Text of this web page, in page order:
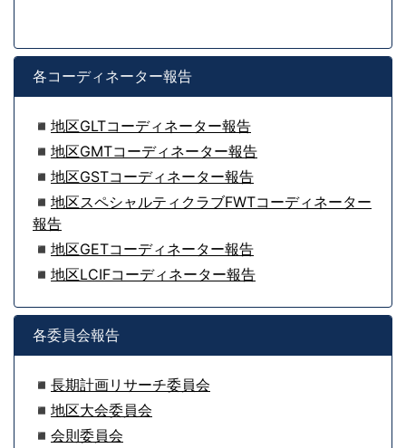
各コーディネーター報告
◾ 地区GLTコーディネーター報告
◾ 地区GMTコーディネーター報告
◾ 地区GSTコーディネーター報告
◾ 地区スペシャルティクラブFWTコーディネーター
報告
◾ 地区GETコーディネーター報告
◾ 地区LCIFコーディネーター報告
各委員会報告
◾ 長期計画リサーチ委員会
◾ 地区大会委員会
◾ 会則委員会